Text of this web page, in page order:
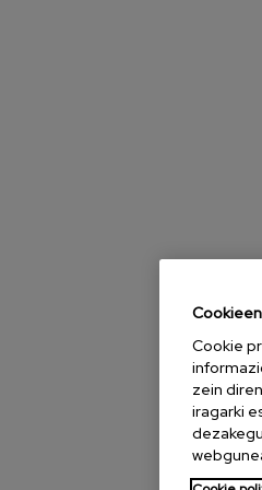
Cookie
zein
iragarki